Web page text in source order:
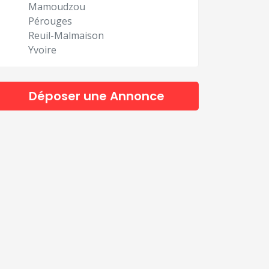
Mamoudzou
Pérouges
Reuil-Malmaison
Yvoire
Déposer une Annonce